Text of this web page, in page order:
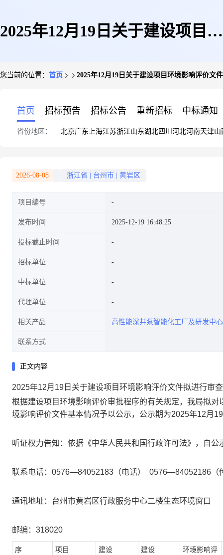
2025年12月19日关于建设项目环
您当前的位置： 首页 2025年12月19日关于建设项目环境影响评价文
首页 招标预告 招标公告 重新招标 中标通知
省份地区： 北京广东 上海江苏浙江山东湖北四川 河北河南天津山
2026-08-08 浙江省 台州市 黄岩区
项目编号
发布时间 2025-12-19 16:48:25
投标截止时间
招标单位
中标单位
代理单位
相关产品 高性能深井泵智能化工厂及研发中
联系方式
正文内容
2025年12月19日关于建设项目环境影响评价文件拟进行审
根据建设项目环境影响评价审批程序的有关规定，我局拟对
境影响评价文件基本情况予以公示，公示期为2025年12月
听证权力告知：依据《中华人民共和国行政许可法》，自
联系电话： 0576—84052183（电话） 0576—84052186（
通讯地址： 台州市黄岩区行政服务中心二楼生态环境窗口
邮编： 318020
序
项目
建设
建设
环境影响评